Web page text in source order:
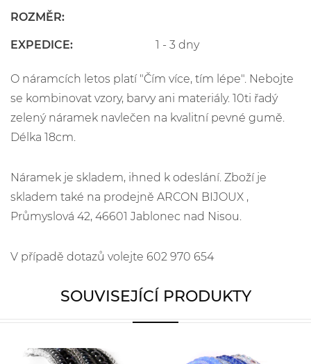
ROZMĚR:
EXPEDICE: 1 - 3 dny
O náramcích letos platí "Čím více, tím lépe". Nebojte
se kombinovat vzory, barvy ani materiály. 10ti řadý
zelený náramek navlečen na kvalitní pevné gumě.
Délka 18cm.
Náramek je skladem, ihned k odeslání. Zboží je
skladem také na prodejně ARCON BIJOUX ,
Průmyslová 42, 46601 Jablonec nad Nisou.
V případě dotazů volejte 602 970 654
SOUVISEJÍCÍ PRODUKTY